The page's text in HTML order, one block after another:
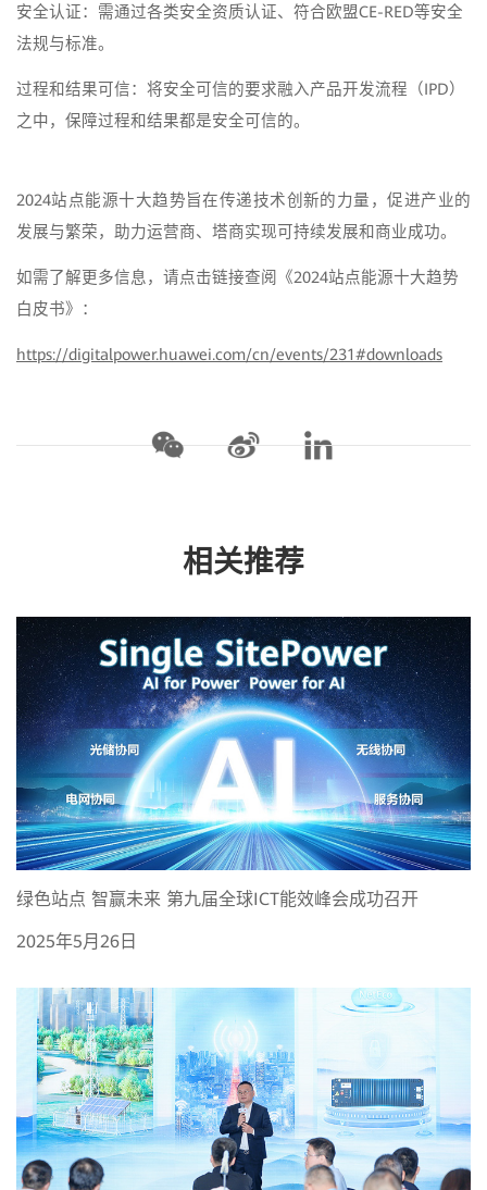
安全认证：需通过各类安全资质认证、符合欧盟CE-RED等安全
法规与标准。
过程和结果可信：将安全可信的要求融入产品开发流程（IPD）
之中，保障过程和结果都是安全可信的。
2024站点能源十大趋势旨在传递技术创新的力量，促进产业的
发展与繁荣，助力运营商、塔商实现可持续发展和商业成功。
如需了解更多信息，请点击链接查阅《2024站点能源十大趋势
白皮书》：
https://digitalpower.huawei.com/cn/events/231#downloads
相关推荐
绿色站点 智赢未来 第九届全球ICT能效峰会成功召开
2025年5月26日